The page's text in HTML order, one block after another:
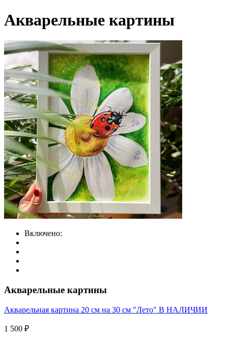
Акварельные картины
Включено:
Акварельные картины
Акварельная картина 20 см на 30 см "Лето" В НАЛИЧИИ
1 500 ₽